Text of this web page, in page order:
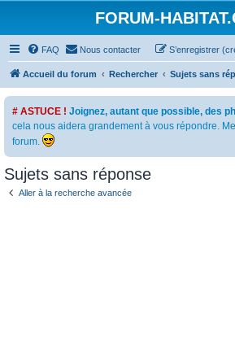
FORUM-
FAQ Nous contacter S’enregistrer
Accueil du forum Rechercher Sujets sans
# ASTUCE ! Joignez, autant que possible, des
cela nous aidera grandement à vous répondre.
forum.
Sujets sans réponse
Aller à la recherche avancée